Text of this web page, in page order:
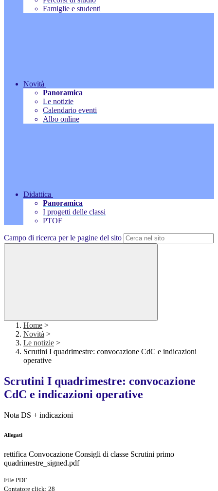
Famiglie e studenti
Novità
Panoramica
Le notizie
Calendario eventi
Albo online
Didattica
Panoramica
I progetti delle classi
PTOF
Campo di ricerca per le pagine del sito
Home >
Novità >
Le notizie >
Scrutini I quadrimestre: convocazione CdC e indicazioni
operative
Scrutini I quadrimestre: convocazione
CdC e indicazioni operative
Nota DS + indicazioni
Allegati
rettifica Convocazione Consigli di classe Scrutini primo
quadrimestre_signed.pdf
File PDF
Contatore click: 28